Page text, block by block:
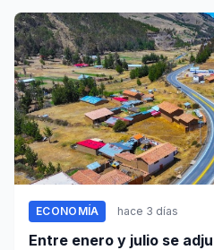
ECONOMÍA hace 3 días
Entre enero y julio se